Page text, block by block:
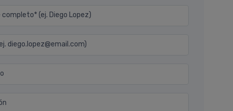
completo* (ej. Diego Lopez)
diego.lopez@email.com)